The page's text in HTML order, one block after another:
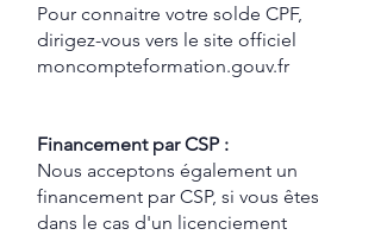
Pour connaitre votre solde CPF,
dirigez-vous vers le site officiel
moncompteformation.gouv.fr
Financement par CSP :
Nous acceptons également un
financement par CSP, si vous êtes
dans le cas d'un licenciement